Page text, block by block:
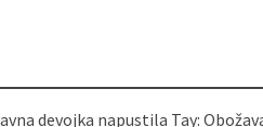
devojka napustila Tay: